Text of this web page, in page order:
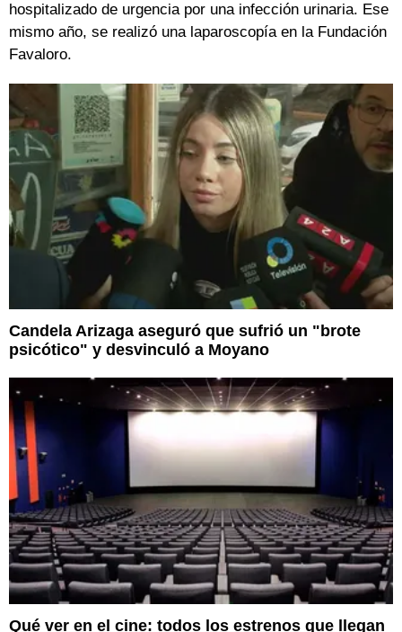
hospitalizado de urgencia por una infección urinaria. Ese
mismo año, se realizó una laparoscopía en la Fundación
Favaloro.
Candela Arizaga aseguró que sufrió un "brote
psicótico" y desvinculó a Moyano
Qué ver en el cine: todos los estrenos que llegan